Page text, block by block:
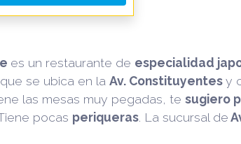
es un restaurante de especialidad
se ubica en la Av. Constituyentesy
las mesas muy pegadas, te sugiero
pocas periqueras . La sucursal de